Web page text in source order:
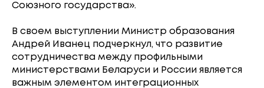
Союзного государства».
В своем выступлении Министр образования
Андрей Иванец подчеркнул, что развитие
сотрудничества между профильными
министерствами Беларуси и России является
важным элементом интеграционных